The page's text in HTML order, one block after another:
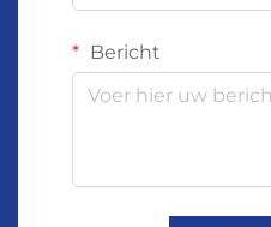
Bericht